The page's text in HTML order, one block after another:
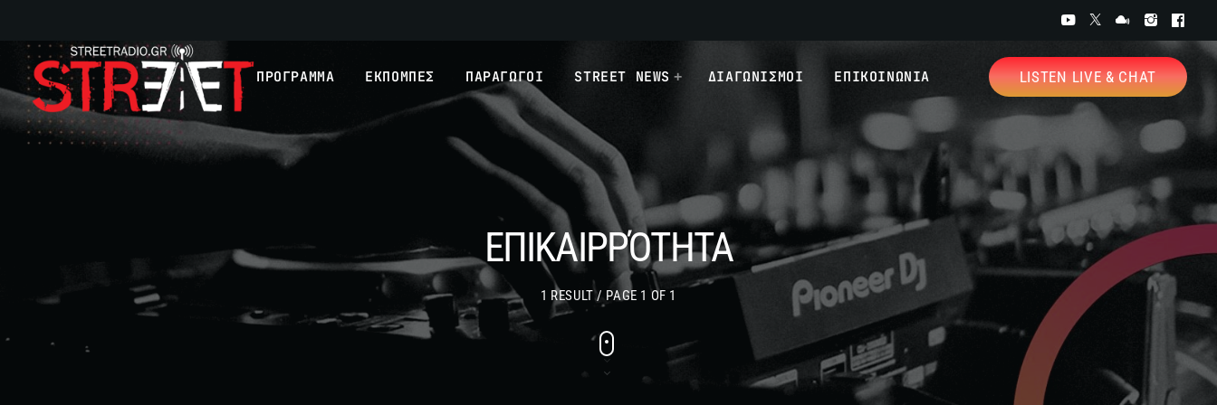
ΠΡΟΓΡΑΜΜΑ ΕΚΠΟΜΠΕΣ ΠΑΡΑΓΩΓΟΙ STREET NEWS ΔΙΑΓΩΝΙΣΜΟΙ ΕΠΙΚΟΙΝΩΝΙΑ LISTEN LIVE & CHAT
ΕΠΙΚΑΙΡΡΌΤΗΤΑ
1 RESULT / PAGE 1 OF 1